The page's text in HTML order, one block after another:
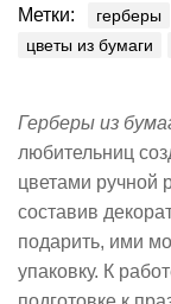
Метки: герберы
цветы из бумаги
Герберы из
любительниц
цветами ручной
составив
подарить, ими
упаковку. К